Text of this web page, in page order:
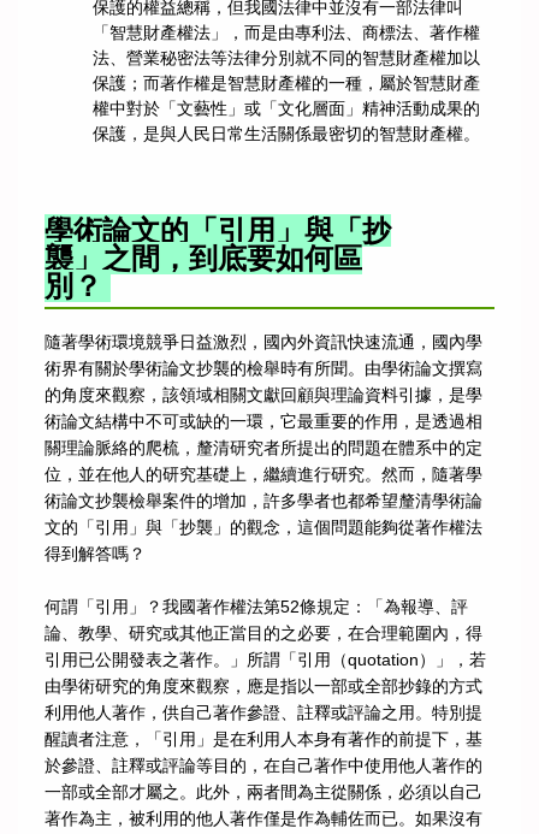
保護的權益總稱，但我國法律中並沒有一部法律叫
「智慧財產權法」，而是由專利法、商標法、著作權
法、營業秘密法等法律分別就不同的智慧財產權加以
保護；而著作權是智慧財產權的一種，屬於智慧財產
權中對於「文藝性」或「文化層面」精神活動成果的
保護，是與人民日常生活關係最密切的智慧財產權。
學術論文的「引用」與「抄
襲」之間，到底要如何區
別？
隨著學術環境競爭日益激烈，國內外資訊快速流通，國內學
術界有關於學術論文抄襲的檢舉時有所聞。由學術論文撰寫
的角度來觀察，該領域相關文獻回顧與理論資料引據，是學
術論文結構中不可或缺的一環，它最重要的作用，是透過相
關理論脈絡的爬梳，釐清研究者所提出的問題在體系中的定
位，並在他人的研究基礎上，繼續進行研究。然而，隨著學
術論文抄襲檢舉案件的增加，許多學者也都希望釐清學術論
文的「引用」與「抄襲」的觀念，這個問題能夠從著作權法
得到解答嗎？
何謂「引用」？我國著作權法第52條規定：「為報導、評
論、教學、研究或其他正當目的之必要，在合理範圍內，得
引用已公開發表之著作。」所謂「引用（quotation）」，若
由學術研究的角度來觀察，應是指以一部或全部抄錄的方式
利用他人著作，供自己著作參證、註釋或評論之用。特別提
醒讀者注意，「引用」是在利用人本身有著作的前提下，基
於參證、註釋或評論等目的，在自己著作中使用他人著作的
一部或全部才屬之。此外，兩者間為主從關係，必須以自己
著作為主，被利用的他人著作僅是作為輔佐而已。如果沒有